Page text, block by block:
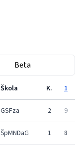
Beta
Škola K. 1
GSFza 2 9
ŠpMNDaG 1 8